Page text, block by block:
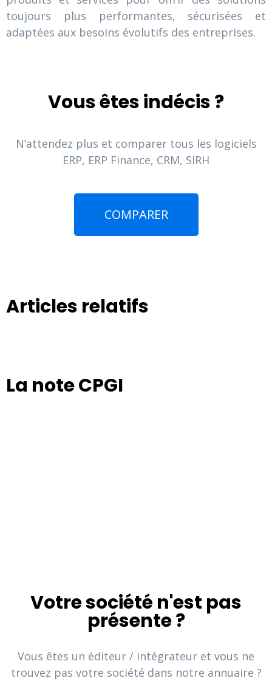
toujours plus performantes, sécurisées et
adaptées aux besoins évolutifs des entreprises.
Vous êtes indécis ?
N’attendez plus et comparer tous les logiciels
ERP, ERP Finance, CRM, SIRH
COMPARER
Articles relatifs
La note CPGI
Votre société n'est pas
présente ?
Vous êtes un éditeur / intégrateur et vous ne
trouvez pas votre société dans notre annuaire ?